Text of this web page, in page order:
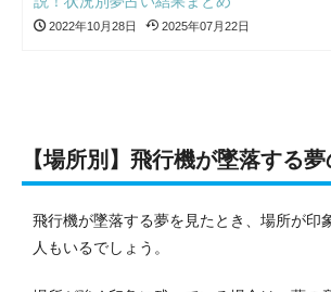
2022年10月28日 2025年07月22日
【場所別】飛行機が墜落する
飛行機が墜落する夢を見たとき、場所が印
人もいるでしょう。